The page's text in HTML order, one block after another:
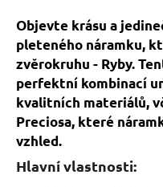
hvězdiček.
Objevte krásu a
pleteného náramku,
zvěrokruhu - Ryby.
perfektní kombinací
kvalitních materiálů,
Preciosa, které
vzhled.
Hlavní vlastnosti:
HLEDAT
D
o
p
o